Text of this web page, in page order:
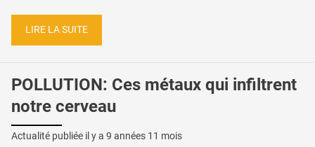
LIRE LA SUITE
POLLUTION: Ces métaux qui infiltrent
notre cerveau
Actualité publiée il y a 9 années 11 mois